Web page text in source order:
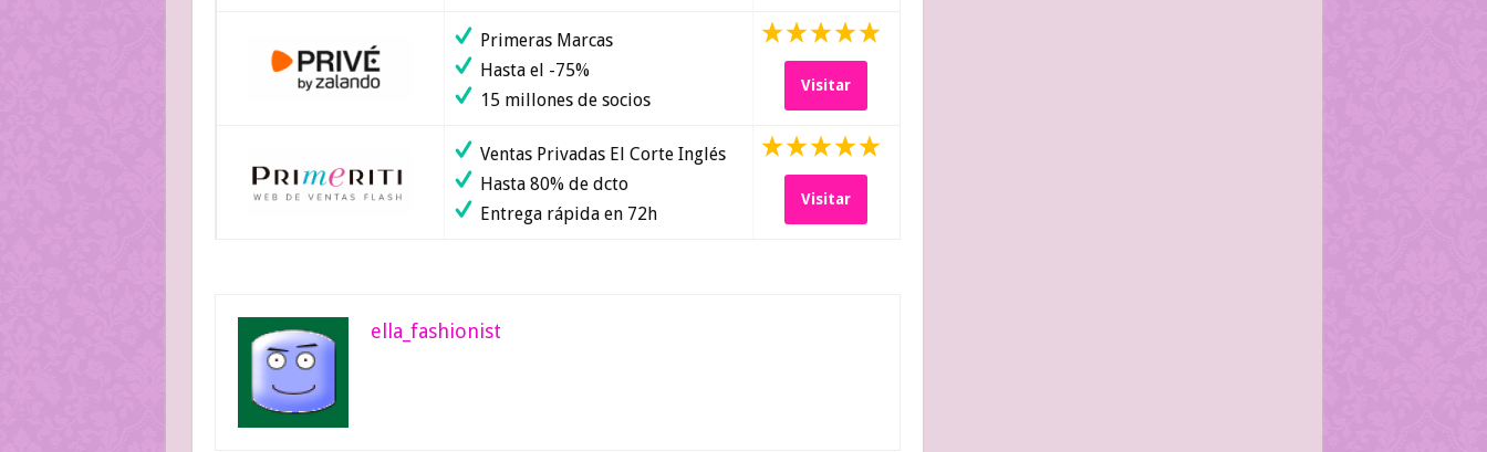
Primeras Marcas
Hasta el -75%
15 millones de socios
Visitar
Ventas Privadas El Corte Inglés
Hasta 80% de dcto
Entrega rápida en 72h
Visitar
ella_fashionist